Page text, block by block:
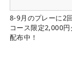
8-9月のプレーに2
コース限定2,000円
配布中！